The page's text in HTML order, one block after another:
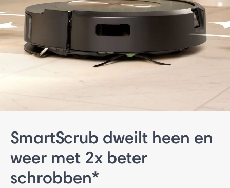
SmartScrub dweilt heen en
weer met 2x beter
schrobben*